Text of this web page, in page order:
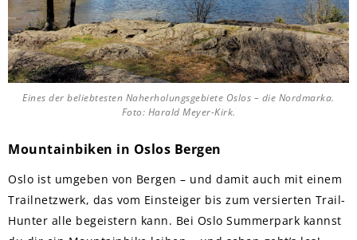
Eines der beliebtesten Naherholungsgebiete Oslos – die Nordmarka.
Foto: Harald Meyer-Kirk.
Mountainbiken in Oslos Bergen
Oslo ist umgeben von Bergen – und damit auch mit einem
Trailnetzwerk, das vom Einsteiger bis zum versierten Trail-
Hunter alle begeistern kann. Bei Oslo Summerpark kannst